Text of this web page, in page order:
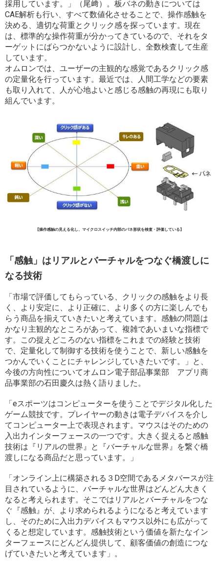
採用しています。」（尾﨑）。板バネの動きについては
CAE解析も行い、すべて数値化させることで、操作感触を
決める、適切な荷重とクリック感を探っています。現在
は、標準的な操作荷重が分かってきているので、それをタ
ーゲットにばらつかないように設計し、全数検査して生産
しています。
オムロンでは、ユーザーの主観的な感覚であるクリック感
の定量化を行っています。最近では、人間工学などの要素
も取り入れて、人が心地よいと感じる感触の再現にも取り
組んでいます。
【操作感触の見える化し、マイクロスイッチ内部のバネ形状を検査・評価している】
「感触」はリアルとバーチャルをつなぐ橋渡しに
なる技術
「市場で評価してもらっている、クリックの感触をより長
く、より安定に、より正確に、より多くの方に楽しんでも
らう商品を揃えていきたいと考えています。感触の問題は
かなり主観的なところがあって、複雑であいまいな指標で
す。この捉えどころのない指標をこれまでの経験と技術
で、定量化して制御する技術を使うことで、新しい感触を
つかんでいくことにチャレンジしていきたいです。」と、
今後の方向性についてオムロン電子部品事業部 アプリ商
品事業部の石田慶久は熱く語りました。
「eスポーツはコンピューターを使うことでデジタル化した
ゲーム競技です。プレイヤーの動きは電子デバイスを介し
てコンピューター上で表現されます。マウスはそのための
入出力インターフェースの一つです。大きく捉えると感触
技術は『リアルの世界』と『バーチャルな世界』を繋ぐ橋
渡しになる商品だと思っています。」
「オンライン上に構築される３D空間であるメタバースが注
目されているように、バーチャルな世界はどんどん大きく
なると考えられます。そこではリアルとバーチャルをつな
ぐ『感触』が、より求められるようになると考えています
し、そのために入出力デバイスもマウス以外にも広がって
くると想定しています。感触技術という価値を新たなイン
ターフェースにどんどん提供して、顧客価値の創造につな
げていきたいと考えています」。